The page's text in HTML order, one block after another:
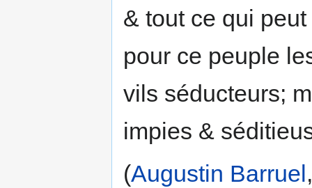
& tout ce qui
pour ce peuple
vils séducteurs;
impies &
(Augustin Barruel